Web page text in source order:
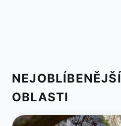
NEJOBLÍBENĚJŠÍ
OBLASTI